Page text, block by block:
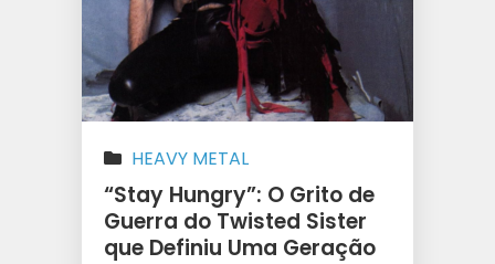
HEAVY METAL
“Stay Hungry”: O Grito de
Guerra do Twisted Sister
que Definiu Uma Geração